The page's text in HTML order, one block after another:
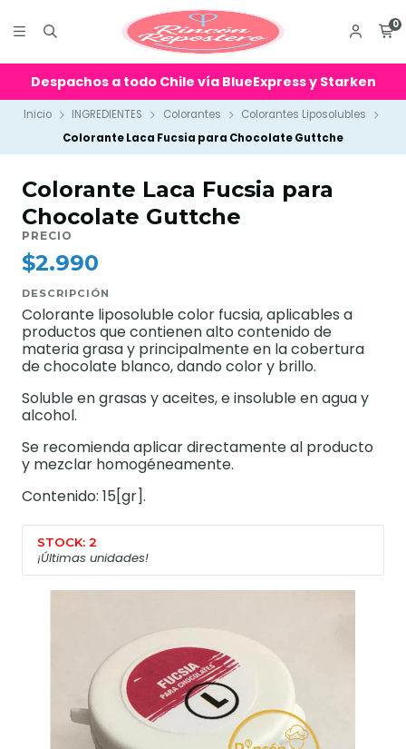
0
Despachos a todo Chile vía BlueExpress y Starken
Inicio INGREDIENTES Colorantes
Colorantes Liposolubles
Colorante Laca Fucsia para Chocolate Guttche
Colorante Laca Fucsia para
Chocolate Guttche
PRECIO
$2.990
DESCRIPCIÓN
Colorante liposoluble color fucsia, aplicables a
productos que contienen alto contenido de
materia grasa y principalmente en la cobertura
de chocolate blanco, dando color y brillo.
Soluble en grasas y aceites, e insoluble en agua y
alcohol.
Se recomienda aplicar directamente al producto
y mezclar homogéneamente.
Contenido: 15[gr].
STOCK: 2
¡Últimas unidades!